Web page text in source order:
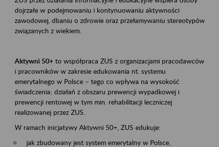
dojrzałe w podejmowaniu i kontynuowaniu aktywności
zawodowej, dbaniu o zdrowie oraz przełamywaniu stereotypów
związanych z wiekiem.
Aktywni 50+ to współpraca ZUS z organizacjami pracodawców
i pracowników w zakresie edukowania nt. systemu
emerytalnego w Polsce – tego co wpływa na wysokość
świadczenia; działań z obszaru prewencji wypadkowej i
prewencji rentowej w tym min. rehabilitacji leczniczej
realizowanej przez ZUS.
W ramach inicjatywy Aktywni 50+, ZUS edukuje:
jak zbudowany jest system emerytalny w Polsce,